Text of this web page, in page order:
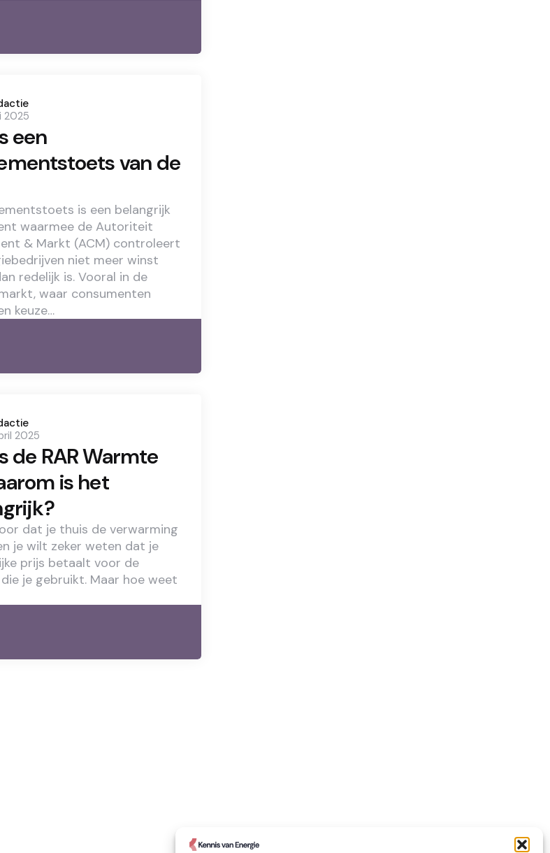
2025
een
van de
is een belangrijk
waarmee de Autoriteit
& Markt (ACM) controleert
niet meer winst
redelijk is. Vooral in de
waar consumenten
keuze…
2025
de RAR Warmte
is het
dat je thuis de verwarming
je wilt zeker weten dat je
prijs betaalt voor de
je gebruikt. Maar hoe weet